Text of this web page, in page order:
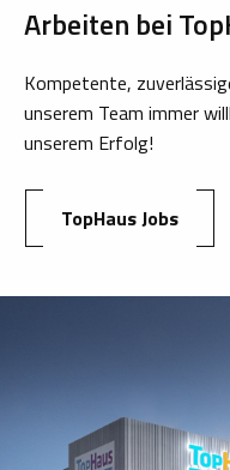
Arbeiten bei
Kompetente,
unserem Team immer
unserem Erfolg!
TopHaus Jobs